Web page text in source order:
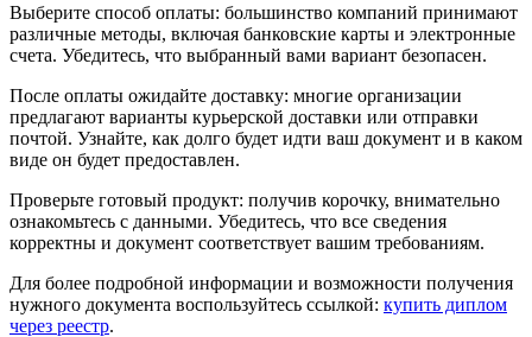
Выберите способ оплаты: большинство компаний принимают
различные методы, включая банковские карты и электронные
счета. Убедитесь, что выбранный вами вариант безопасен.
После оплаты ожидайте доставку: многие организации
предлагают варианты курьерской доставки или отправки
почтой. Узнайте, как долго будет идти ваш документ и в каком
виде он будет предоставлен.
Проверьте готовый продукт: получив корочку, внимательно
ознакомьтесь с данными. Убедитесь, что все сведения
корректны и документ соответствует вашим требованиям.
Для более подробной информации и возможности получения
нужного документа воспользуйтесь ссылкой: купить диплом
через реестр.